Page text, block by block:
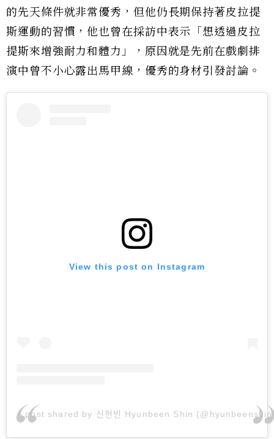
的先天條件就非常優秀，但他仍長期保持著皮拉提
斯運動的習慣，他也曾在採訪中表示「想透過皮拉
提斯來增強耐力和體力」，原因就是先前在戲劇排
演中曾不小心露出馬甲線，優秀的身材引發討論。
View this post on Instagram
A post shared by 신현빈 Hyunbeen Shin